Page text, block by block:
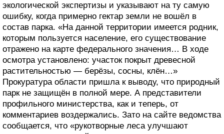
экологической экспертизы и указывают на ту самую
ошибку, когда примерно гектар земли не вошёл в
состав парка. «На данной территории имеется родник,
которым пользуется население, его существование
отражено на карте федерального значения… В ходе
осмотра установлено: участок покрыт древесной
растительностью — берёзы, сосны, клён…»
Прокуратура области пришла к выводу, что природный
парк не защищён в полной мере. А представители
профильного министерства, как и теперь, от
комментариев воздержались. Зато на сайте ведомства
сообщается, что «рукотворные леса улучшают